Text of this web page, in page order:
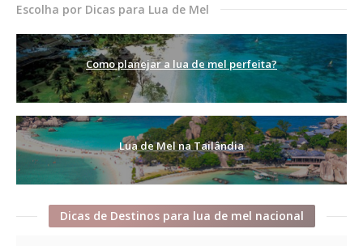
Escolha por Dicas para Lua de Mel
Como planejar a lua de mel perfeita?
Lua de Mel na Tailândia
Dicas de Destinos para lua de mel nacional